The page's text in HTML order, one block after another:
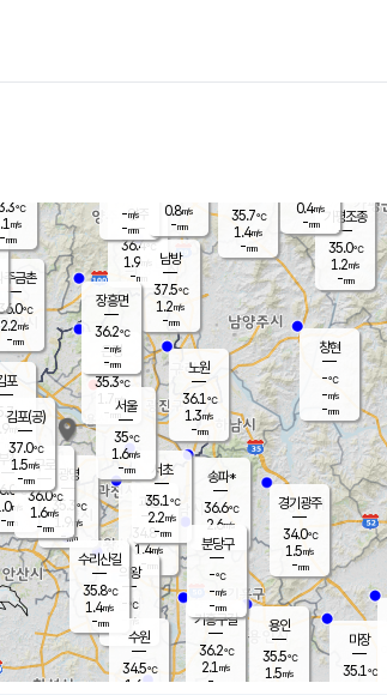
양주
36.4℃
1.9
-mm
과천
34.8℃
1.4m/s
- mm
용인
35.5℃
1.5m/s
경기광주
34.0℃
1.5m/s
-mm
주금촌
℃
2.2m/s
-mm
가평조종
35.0℃
1.2m/s
-mm
35.7℃
1.4m/s
-mm
창현
-℃
-m/s
-mm
0.4m/s
-mm
마장
35.1℃
의왕
- ℃
m/s
mm
포
℃
m/s
mm
광명
35.3 ℃
1.9 m/s
-mm
부천
℃
m/s
-mm
구로
36.0℃
1.6m/s
-mm
은평
35.3℃
1.7 m/s
- mm
노원
36.1℃
1.3m/s
-mm
송파*
36.6℃
2.6m/s
-mm
서초
35.1℃
2.2m/s
-mm
남방
37.5℃
1.2m/s
-mm
기흥구갈
36.2℃
2.1 m/s
-
수리산길
35.8℃
1.4m/s
-mm
분당구
-℃
-m/s
-mm
장흥면
36.2℃
-m/s
-mm
-m/s
-mm
김포(공)
37.0℃
1.5m/s
-mm
수원
34.5℃
1.6 m/s
서울
35℃
1.6m/s
-mm
℃
m/s
-mm
0.8m/s
-mm